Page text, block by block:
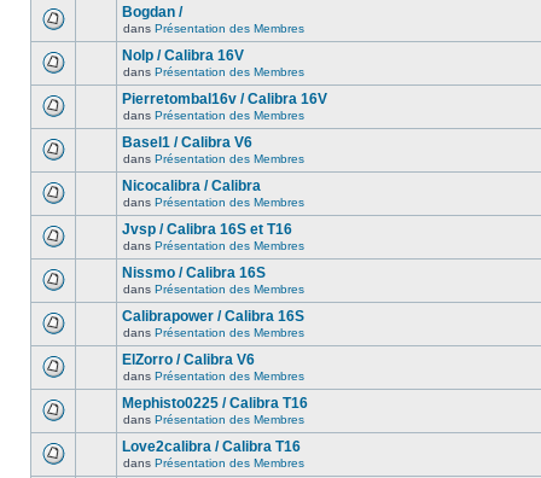
Bogdan /
dans Présentation des Membres
Nolp / Calibra 16V
dans Présentation des Membres
Pierretombal16v / Calibra 16V
dans Présentation des Membres
Basel1 / Calibra V6
dans Présentation des Membres
Nicocalibra / Calibra
dans Présentation des Membres
Jvsp / Calibra 16S et T16
dans Présentation des Membres
Nissmo / Calibra 16S
dans Présentation des Membres
Calibrapower / Calibra 16S
dans Présentation des Membres
ElZorro / Calibra V6
dans Présentation des Membres
Mephisto0225 / Calibra T16
dans Présentation des Membres
Love2calibra / Calibra T16
dans Présentation des Membres